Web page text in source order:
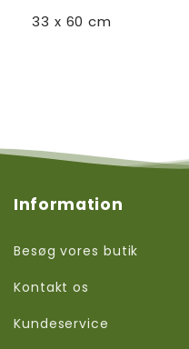
33 x 60 cm
Information
Besøg vores butik
Kontakt os
Kundeservice